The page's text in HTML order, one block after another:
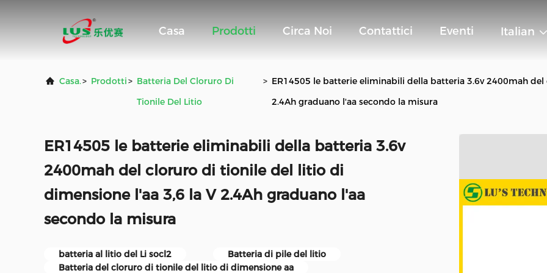
Casa Prodotti Circa Noi Contattici Eventi Italian
Casa.> Prodotti> Batteria Del Cloruro Di
Tionile Del Litio
> ER14505 le batterie eliminabili della batteria 3.6v 2400mah
2.4Ah graduano l'aa secondo la misura
ER14505 le batterie eliminabili della batteria 3.6v
2400mah del cloruro di tionile del litio di
dimensione l'aa 3,6 la V 2.4Ah graduano l'aa
secondo la misura
batteria al litio del Li socl2
Batteria di pile del litio
Batteria del cloruro di tionile del litio di dimensione aa